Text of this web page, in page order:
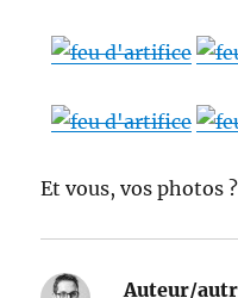
Et vous, vos photos
Auteur/